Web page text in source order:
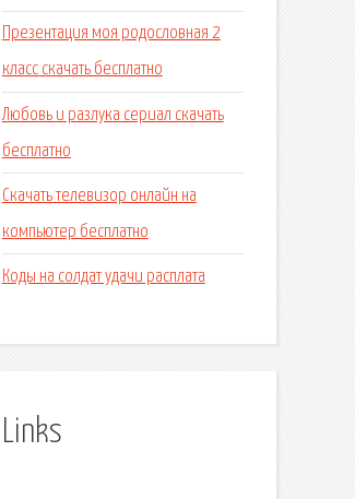
Презентация моя родословная 2
класс скачать бесплатно
Любовь и разлука сериал скачать
бесплатно
Скачать телевизор онлайн на
компьютер бесплатно
Коды на солдат удачи расплата
Links